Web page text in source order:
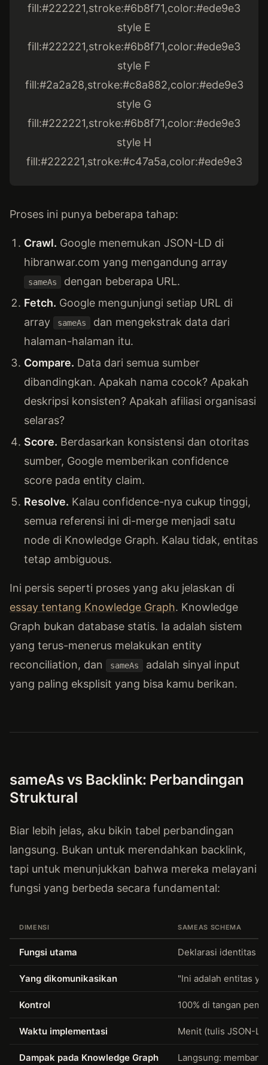
fill:#222221,stroke:#6b8f71,color:#ede9e3
style E
fill:#222221,stroke:#6b8f71,color:#ede9e3
style F
fill:#2a2a28,stroke:#c8a882,color:#ede9e3
style G
fill:#222221,stroke:#6b8f71,color:#ede9e3
style H
fill:#222221,stroke:#c47a5a,color:#ede9e3
Proses ini punya beberapa tahap:
Crawl. Google menemukan JSON-LD di
hibranwar.com yang mengandung array
sameAs
dengan beberapa URL.
Fetch. Google mengunjungi setiap URL di
array
sameAs
dan mengekstrak data dari
halaman-halaman itu.
Compare. Data dari semua sumber
dibandingkan. Apakah nama cocok? Apakah
deskripsi konsisten? Apakah afiliasi organisasi
selaras?
Score. Berdasarkan konsistensi dan otoritas
sumber, Google memberikan confidence
score pada entity claim.
Resolve. Kalau confidence-nya cukup tinggi,
semua referensi ini di-merge menjadi satu
node di Knowledge Graph. Kalau tidak, entitas
tetap ambiguous.
Ini persis seperti proses yang aku jelaskan di
essay tentang Knowledge Graph. Knowledge
Graph bukan database statis. Ia adalah sistem
yang terus-menerus melakukan entity
reconciliation, dan
sameAs
adalah sinyal input
yang paling eksplisit yang bisa kamu berikan.
sameAs vs Backlink: Perbandingan
Struktural
Biar lebih jelas, aku bikin tabel perbandingan
langsung. Bukan untuk merendahkan backlink,
tapi untuk menunjukkan bahwa mereka melayani
fungsi yang berbeda secara fundamental:
DIMENSI SAMEAS SCHEMA
Fungsi utama Deklarasi identitas
Yang dikomunikasikan "Ini adalah entitas
Kontrol 100% di tangan
Waktu implementasi Menit (tulis JSON-
Dampak pada Knowledge Graph Langsung: